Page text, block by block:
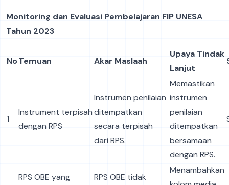
Monitoring dan Evaluasi Pembelajaran FIP UNESA
Tahun 2023
NoTemuan Akar Maslaah
Upaya Tindak
Lanjut
1
Instrument terpisah
dengan RPS
Instrumen penilaian
ditempatkan
secara terpisah
dari RPS.
Memastikan
instrumen
penilaian
ditempatkan
bersamaan
dengan RPS.
RPS OBE yang
RPS OBE tidak
Menambahkan